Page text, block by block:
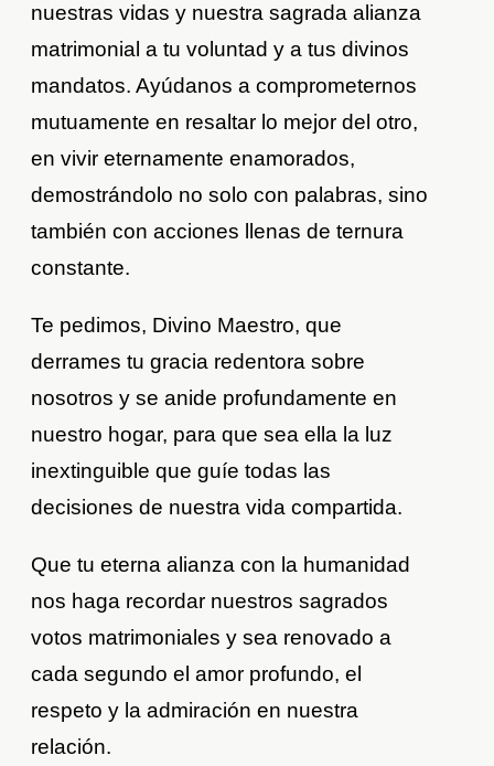
nuestras vidas y nuestra sagrada alianza
matrimonial a tu voluntad y a tus divinos
mandatos. Ayúdanos a comprometernos
mutuamente en resaltar lo mejor del otro,
en vivir eternamente enamorados,
demostrándolo no solo con palabras, sino
también con acciones llenas de ternura
constante.
Te pedimos, Divino Maestro, que
derrames tu gracia redentora sobre
nosotros y se anide profundamente en
nuestro hogar, para que sea ella la luz
inextinguible que guíe todas las
decisiones de nuestra vida compartida.
Que tu eterna alianza con la humanidad
nos haga recordar nuestros sagrados
votos matrimoniales y sea renovado a
cada segundo el amor profundo, el
respeto y la admiración en nuestra
relación.